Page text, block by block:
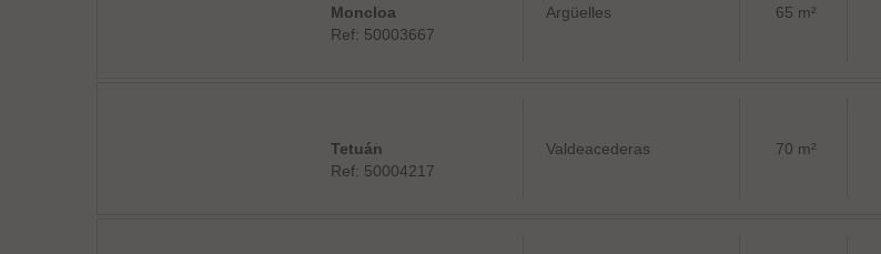
Moncloa
Ref: 50003667
Argüelles 65 m²
Tetuán
Ref: 50004217
Valdeacederas 70 m²